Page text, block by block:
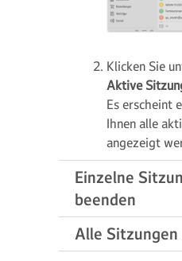
Klicken Sie
Aktive
Es erscheint
Ihnen alle
angezeigt
Einzelne
beenden
Alle Sitzungen